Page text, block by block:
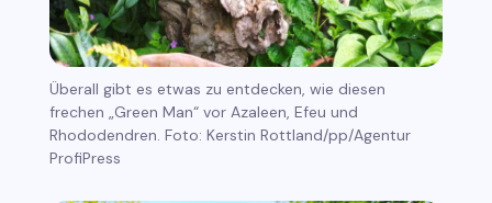
Überall gibt es etwas zu entdecken, wie diesen
frechen „Green Man“ vor Azaleen, Efeu und
Rhododendren. Foto: Kerstin Rottland/pp/Agentur
ProfiPress